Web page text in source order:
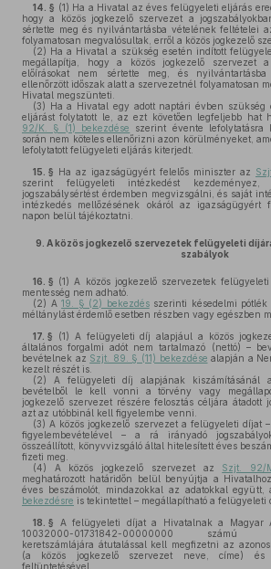
14. § (1) Ha a Hivatal az éves felügyeleti eljárás
hogy a közös jogkezelő szervezet a
sértette meg és nyilvántartásba vételének feltételei
folyamatosan megvalósultak, erről a közös jogkezelő
(2) Ha a Hivatal a szükség esetén indított
megállapítja, hogy a közös jogkezelő szervezet
előírásokat nem sértette meg, és
ellenőrzött időszak alatt a szervezetnél folyamatosan
Hivatal megszünteti.
(3) Ha a Hivatal egy adott naptári évben szükség
eljárást folytatott le, az ezt követően legfeljebb hat
92/K. § (1) bekezdése
szerint évente lefolytatásra
során nem köteles ellenőrizni azon körülményeket,
lefolytatott felügyeleti eljárás kiterjedt.
15. § Ha az igazságügyért felelős miniszter az
szerint felügyeleti intézkedést
jogszabálysértést érdemben megvizsgálni, és saját
intézkedés mellőzésének okáról az igazságügyért
napon belül tájékoztatni.
9. A közös jogkezelő szervezetek felügyeleti
szabályok
16. § (1) A közös jogkezelő szervezetek
mentesség nem adható.
(2) A19. § (2) bekezdésszerinti késedelmi pótlék
méltánylást érdemlő esetben részben vagy egészben
17. § (1) A felügyeleti díj alapjául a közös
általános forgalmi adót nem tartalmazó (nettó) –
bevételnek az Szjt. 89. § (11) bekezdése alapján a
kezelt részét is.
(2) A felügyeleti díj alapjának kiszámításánál
bevételből le kell vonni a törvény vagy
jogkezelő szervezet részére felosztás céljára átadott
azt az utóbbinál kell figyelembe venni.
(3) A közös jogkezelő szervezet a felügyeleti díjat
figyelembevételével – a rá irányadó
összeállított, könyvvizsgáló által hitelesített éves
fizeti meg.
(4) A közös jogkezelő szervezet az Szjt. 92/
meghatározott határidőn belül benyújtja a
éves beszámolót, mindazokkal az adatokkal
bekezdésre is tekintettel – megállapítható a felügyeleti
18. § A felügyeleti díjat a Hivatalnak a Magyar
10032000-01731842-00000000 számú
keretszámlájára átutalással kell megfizetni az
(a közös jogkezelő szervezet neve, címe) és
feltüntetésével.